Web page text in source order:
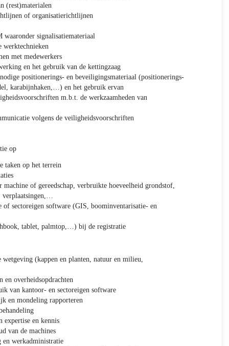
(rest)materialen
of organisatierichtlijnen
signalisatiemateriaal
werktechnieken
met medewerkers
en het gebruik van de kettingzaag
positionerings- en beveiligingsmateriaal (positionerings-
karabijnhaken,…) en het gebruik ervan
m.b.t. de werkzaamheden van
volgens de veiligheidsvoorschriften
op
taken op het terrein
machine of gereedschap, verbruikte hoeveelheid grondstof,
verplaatsingen,…
sectoreigen software (GIS, boominventarisatie- en
tablet, palmtop,…) bij de registratie
wetgeving (kappen en planten, natuur en milieu,
en overheidsopdrachten
van kantoor- en sectoreigen software
en mondeling rapporteren
expertise en kennis
van de machines
en werkadministratie